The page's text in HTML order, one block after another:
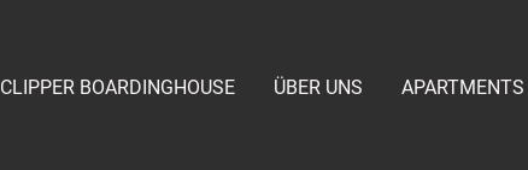
CLIPPER BOARDINGHOUSE ÜBER UNS APARTMENTS